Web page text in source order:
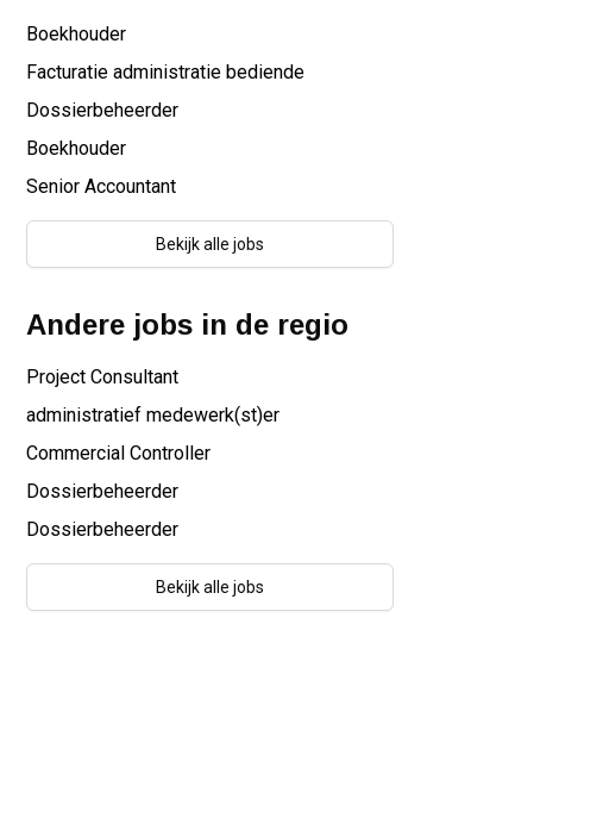
Boekhouder
Facturatie administratie bediende
Dossierbeheerder
Boekhouder
Senior Accountant
Bekijk alle jobs
Andere jobs in de regio
Project Consultant
administratief medewerk(st)er
Commercial Controller
Dossierbeheerder
Dossierbeheerder
Bekijk alle jobs